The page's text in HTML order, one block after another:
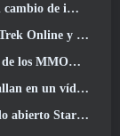
país de las maravillas
Nobel Intel Battlecruiser
MMORPG??
desarrolladores
podría ser algo real